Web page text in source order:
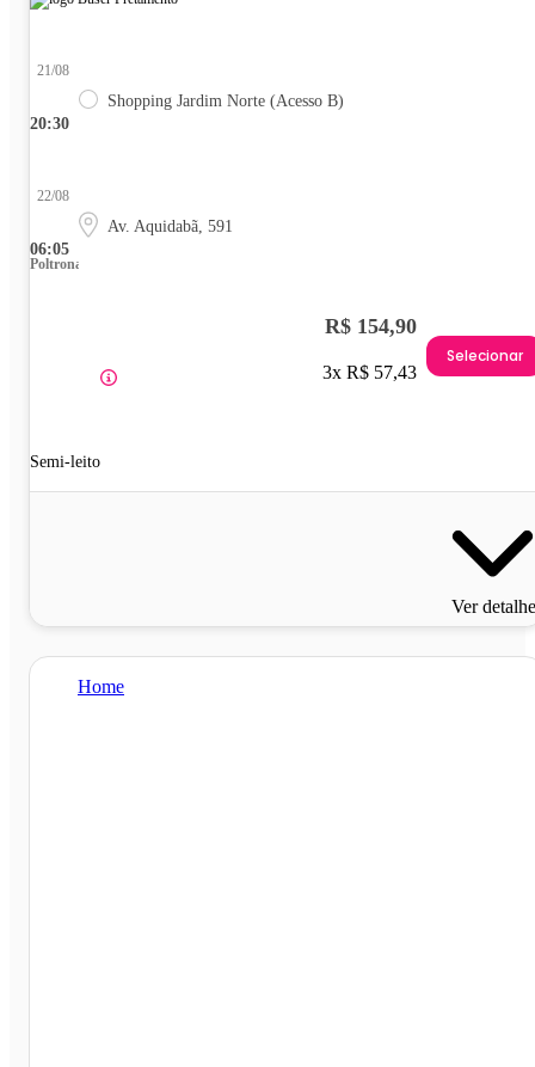
20:30
21/08
Shopping Jardim Norte (Acesso B)
06:05
22/08
Av. Aquidabã, 591
Poltrona
Semi-leito
R$ 154,90
3x R$ 57,43
Selecionar
Ver
Home